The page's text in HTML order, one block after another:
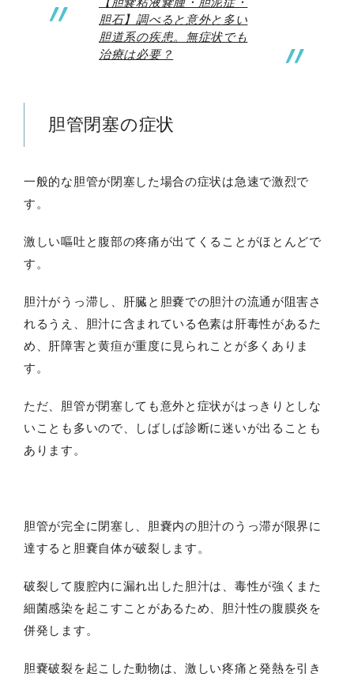
胆石】調べると意外と多い
胆道系の疾患。無症状でも
治療は必要？
胆管閉塞の症状
一般的な胆管が閉塞した場合の症状は急速で激烈で
す。
激しい嘔吐と腹部の疼痛が出てくることがほとんどで
す。
胆汁がうっ滞し、肝臓と胆嚢での胆汁の流通が阻害さ
れるうえ、胆汁に含まれている色素は肝毒性があるた
め、肝障害と黄疸が重度に見られことが多くありま
す。
ただ、胆管が閉塞しても意外と症状がはっきりとしな
いことも多いので、しばしば診断に迷いが出ることも
あります。
胆管が完全に閉塞し、胆嚢内の胆汁のうっ滞が限界に
達すると胆嚢自体が破裂します。
破裂して腹腔内に漏れ出した胆汁は、毒性が強くまた
細菌感染を起こすことがあるため、胆汁性の腹膜炎を
併発します。
胆嚢破裂を起こした動物は、激しい疼痛と発熱を引き